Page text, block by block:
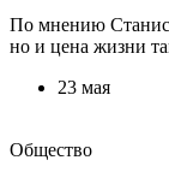
По мнению
но и цена жизни
23 мая
Общество